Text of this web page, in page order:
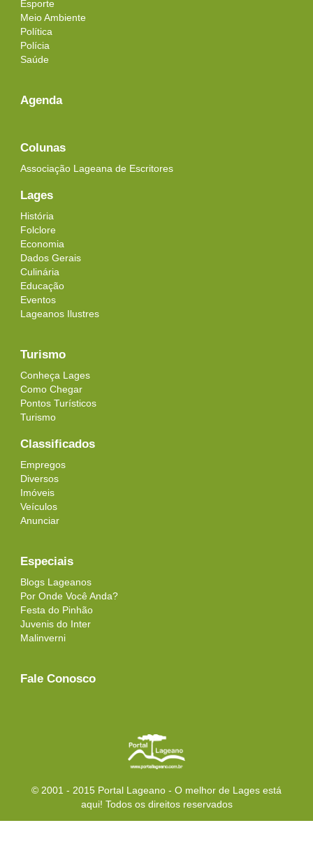
Esporte
Meio Ambiente
Política
Polícia
Saúde
Agenda
Colunas
Associação Lageana de Escritores
Lages
História
Folclore
Economia
Dados Gerais
Culinária
Educação
Eventos
Lageanos Ilustres
Turismo
Conheça Lages
Como Chegar
Pontos Turísticos
Turismo
Classificados
Empregos
Diversos
Imóveis
Veículos
Anunciar
Especiais
Blogs Lageanos
Por Onde Você Anda?
Festa do Pinhão
Juvenis do Inter
Malinverni
Fale Conosco
© 2001 - 2015 Portal Lageano - O melhor de Lages está
aqui! Todos os direitos reservados